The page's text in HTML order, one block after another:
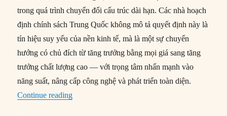
trong quá trình chuyển đổi cấu trúc dài hạn. Các nhà hoạch
định chính sách Trung Quốc không mô tả quyết định này là
tín hiệu suy yếu của nền kinh tế, mà là một sự chuyển
hướng có chủ đích từ tăng trưởng bằng mọi giá sang tăng
trưởng chất lượng cao — với trọng tâm nhấn mạnh vào
năng suất, nâng cấp công nghệ và phát triển toàn diện.
Continue reading“Quá trình chuyển đổi tăng trưởng của Trung